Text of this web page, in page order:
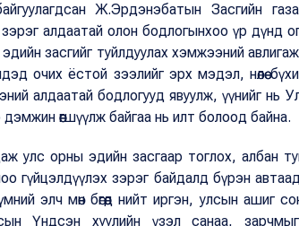
Ж.Эрдэнэбатын Засгийн
алдаатай олон бодлогынхоо үр дүнд
засгийг туйлдуулах хэмжээний
очих ёстой зээлийг эрх мэдэл, нөлөө
алдаатай бодлогууд явуулж, үүнийг нь
өөгшүүлж байгаа нь илт болоод байна.
улс орны эдийн засгаар тоглох, албан
гүйцэлдүүлэх зэрэг байдалд бүрэн
элч мөн бөгөөд нийт иргэн, улсын ашиг
Үндсэн хуулийн үзэл санаа,